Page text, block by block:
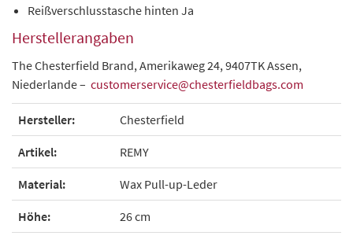
Reißverschlusstasche hinten Ja
Herstellerangaben
The Chesterfield Brand, Amerikaweg 24, 9407TK Assen,
Niederlande – customerservice@chesterfieldbags.com
Hersteller: Chesterfield
Artikel: REMY
Material: Wax Pull-up-Leder
Höhe: 26 cm